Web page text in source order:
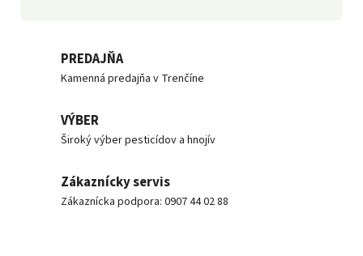
PREDAJŇA
Kamenná predajňa v Trenčíne
VÝBER
Široký výber pesticídov a hnojív
Zákaznícky servis
Zákaznícka podpora: 0907 44 02 88